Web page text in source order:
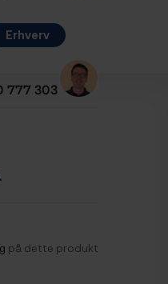
Erhverv
777 303
på dette produkt